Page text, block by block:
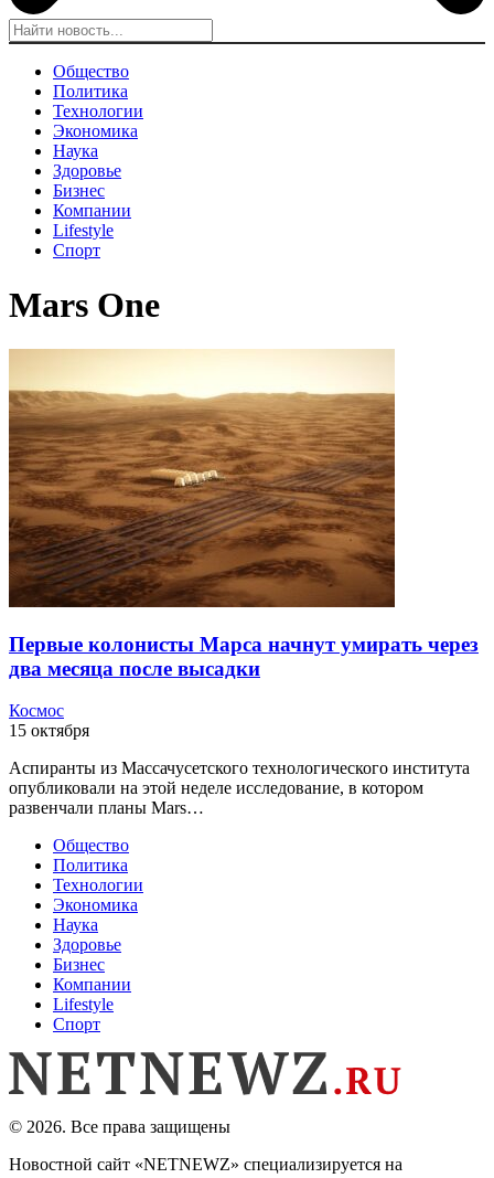
Общество
Политика
Технологии
Экономика
Наука
Здоровье
Бизнес
Компании
Lifestyle
Спорт
Mars One
Первые колонисты Марса начнут умирать через
два месяца после высадки
Космос
15 октября
Аспиранты из Массачусетского технологического института
опубликовали на этой неделе исследование, в котором
развенчали планы Mars…
Общество
Политика
Технологии
Экономика
Наука
Здоровье
Бизнес
Компании
Lifestyle
Спорт
© 2026. Все права защищены
Новостной сайт «NETNEWZ» специализируется на